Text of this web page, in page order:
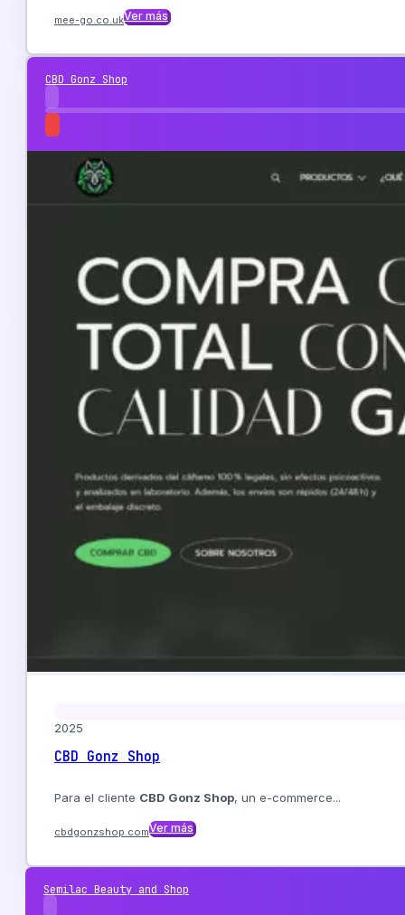
mee-go.co.ukVer más
CBD Gonz Shop
2025
CBD Gonz Shop
Para el cliente CBD Gonz Shop, un e-commerce...
cbdgonzshop.comVer más
Semilac Beauty and Shop